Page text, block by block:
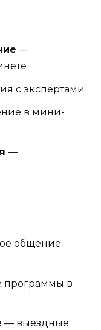
—
с экспертами
в мини-
—
общение:
программы в
— выездные